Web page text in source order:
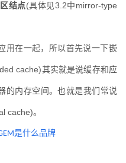
结点(具体见3.2中mirror-type
用在一起，所以首先说一下嵌
cache)其实就是说缓存和应
的内存空间。也就是我们常说
cache)。